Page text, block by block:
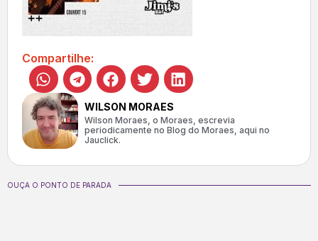
Compartilhe:
WILSON MORAES
Wilson Moraes, o Moraes, escrevia
periodicamente no Blog do Moraes, aqui no
Jauclick.
OUÇA O PONTO DE PARADA